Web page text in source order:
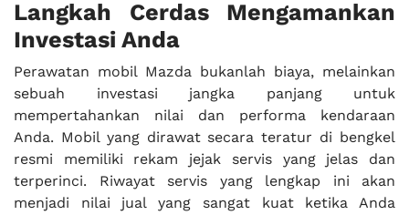
Langkah Cerdas Mengamankan
Investasi Anda
Perawatan mobil Mazda bukanlah biaya, melainkan
sebuah investasi jangka panjang untuk
mempertahankan nilai dan performa kendaraan
Anda. Mobil yang dirawat secara teratur di bengkel
resmi memiliki rekam jejak servis yang jelas dan
terperinci. Riwayat servis yang lengkap ini akan
menjadi nilai jual yang sangat kuat ketika Anda